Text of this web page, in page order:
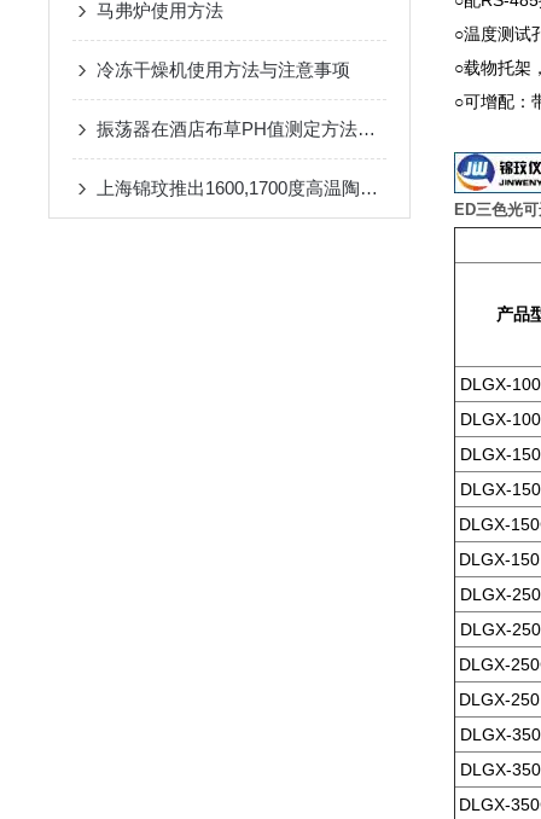
马弗炉使用方法
冷冻干燥机使用方法与注意事项
振荡器在酒店布草PH值测定方法中应用
上海锦玟推出1600,1700度高温陶瓷马弗炉
○温度测试
○载物托架
○可增配：
ED三色光
产品
DLGX-
DLGX-
DLGX-
DLGX-
DLGX-
DLGX-
DLGX-
DLGX-
DLGX-
DLGX-
DLGX-
DLGX-
DLGX-